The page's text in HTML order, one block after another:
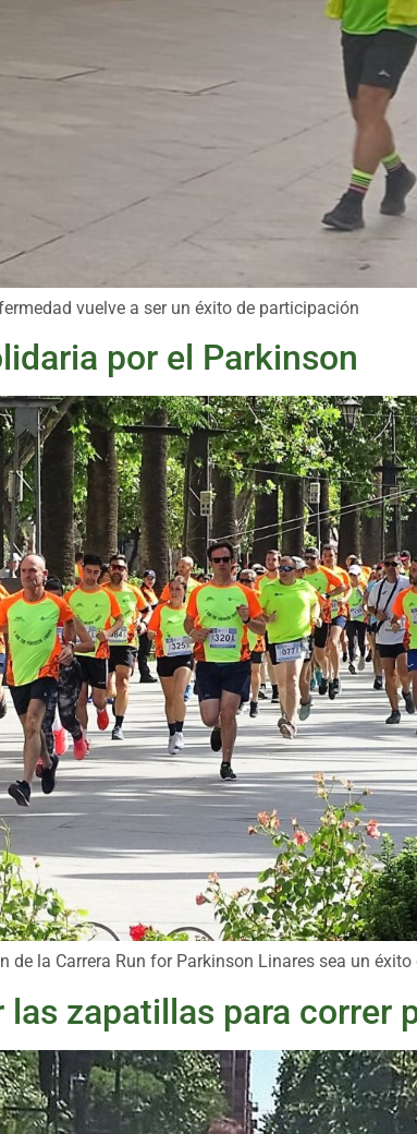
vuelve a ser un éxito de participación
por el Parkinson
la Carrera Run for Parkinson Linares sea un
zapatillas para correr